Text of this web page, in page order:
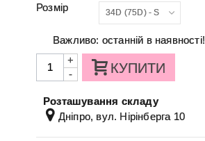
Розмір 34D (75D) - S
Важливо: останній в наявності!
-
+
КУПИТИ
Розташування складу
Дніпро, вул. Нірінберга 10